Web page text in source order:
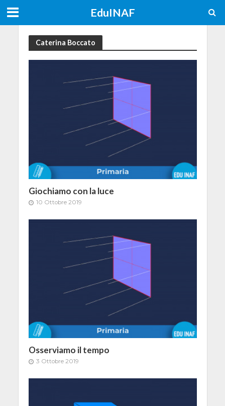
EduINAF
Caterina Boccato
Giochiamo con la luce
10 Ottobre 2019
Osserviamo il tempo
3 Ottobre 2019